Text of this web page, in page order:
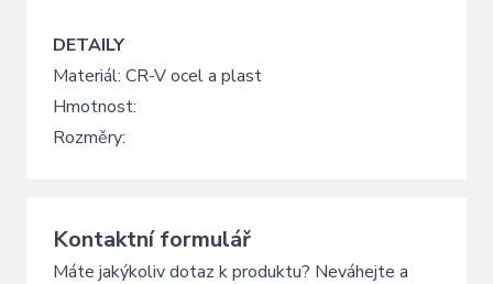
DETAILY
Materiál: CR-V ocel a plast
Hmotnost:
Rozměry:
Kontaktní formulář
Máte jakýkoliv dotaz k produktu? Neváhejte a